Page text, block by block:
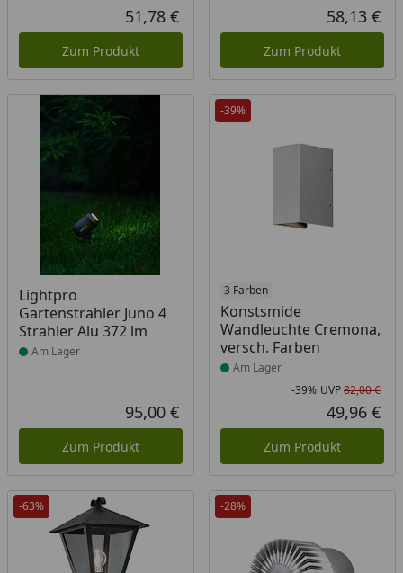
Rabatt in Prozent
Ursprünglicher Preis
Aktueller Preis
51,78 €
Zum Produkt
58,13 €
Zum Produkt
Lightpro
Gartenstrahler Juno 4
Strahler Alu 372 lm
Produkt am Lager
Am Lager
Aktueller Preis
95,00 €
Zum Produkt
-39%
3 Farben
Konstsmide
Wandleuchte Cremona,
versch. Farben
Produkt am Lager
Am Lager
-39% UVP82,00 €
49,96 €
Zum Produkt
-63% -28%